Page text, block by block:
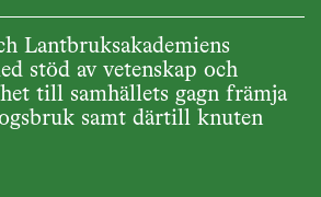
Lantbruksakademiens
stöd av vetenskap och
till samhällets gagn främja
samt därtill knuten